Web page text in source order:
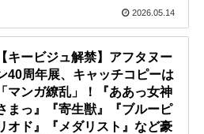
2026.05.14
【キービジュ解禁】アフタヌー
40周年展、キャッチコピーは
「マンガ繚乱」！『ああっ女神
まっ』『寄生獣』『ブルーピ
オド』『メダリスト』など豪